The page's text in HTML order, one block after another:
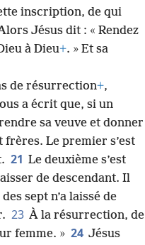
inscription, de qui
Jésus dit : « Rendez
à Dieu+. » Et sa
de résurrection+,
a écrit que, si un
sa veuve et donner
frères. Le premier s’est
21 Le deuxième s’est
de descendant. Il
sept n’a laissé de
23 À la résurrection, de
femme. » 24 Jésus